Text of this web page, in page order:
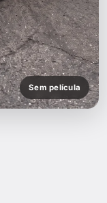
Sem película